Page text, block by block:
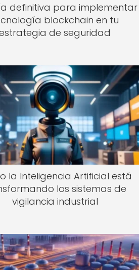
definitiva para implementar
blockchain en tu
de seguridad
la Inteligencia Artificial está
los sistemas de
vigilancia industrial